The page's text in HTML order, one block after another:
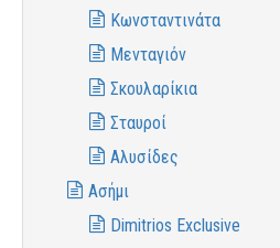
Κωνσταντινάτα
Μενταγιόν
Σκουλαρίκια
Σταυροί
Αλυσίδες
Ασήμι
Dimitrios Exclusive